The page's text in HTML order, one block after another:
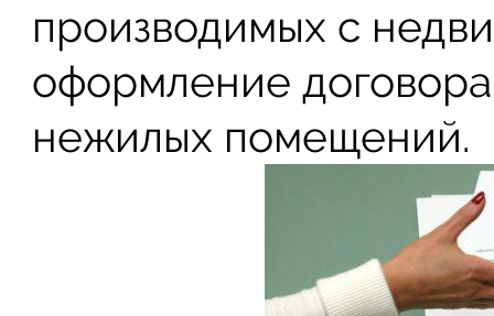
производимых с
оформление
нежилых помещений.